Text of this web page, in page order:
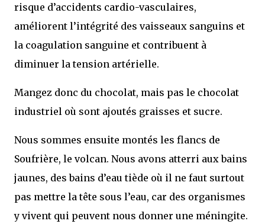
risque d’accidents cardio-vasculaires,
améliorent l’intégrité des vaisseaux sanguins et
la coagulation sanguine et contribuent à
diminuer la tension artérielle.
Mangez donc du chocolat, mais pas le chocolat
industriel où sont ajoutés graisses et sucre.
Nous sommes ensuite montés les flancs de
Soufrière, le volcan. Nous avons atterri aux bains
jaunes, des bains d’eau tiède où il ne faut surtout
pas mettre la tête sous l’eau, car des organismes
y vivent qui peuvent nous donner une méningite.